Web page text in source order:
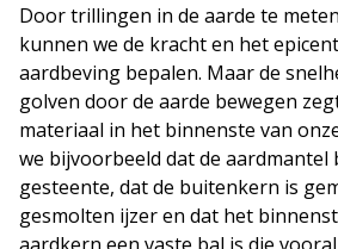
Door trillingen in de aarde te
kunnen we de kracht en het
aardbeving bepalen. Maar de
golven door de aarde bewegen
materiaal in het binnenste van
we bijvoorbeeld dat de aardmantel
gesteente, dat de buitenkern is
gesmolten ijzer en dat het